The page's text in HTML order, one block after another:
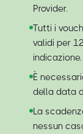
Provider.
Tutti i
validi per
indicazione.
È
della data
La
nessun